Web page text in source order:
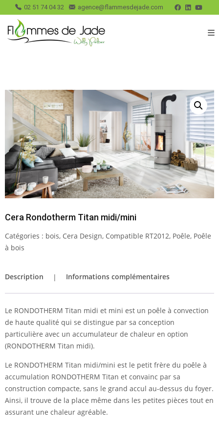
02 51 74 04 32 agence@flammesdejade.com
Cera Rondotherm Titan midi/mini
Catégories : bois, Cera Design, Compatible RT2012, Poêle, Poêle
à bois
Description Informations complémentaires
Le RONDOTHERM Titan midi et mini est un poêle à convection
de haute qualité qui se distingue par sa conception
particulière avec un accumulateur de chaleur en option
(RONDOTHERM Titan midi).
Le RONDOTHERM Titan midi/mini est le petit frère du poêle à
accumulation RONDOTHERM Titan et convainc par sa
construction compacte, sans le grand accul au-dessus du foyer.
Ainsi, il trouve de la place même dans les petites pièces tout en
assurant une chaleur agréable.